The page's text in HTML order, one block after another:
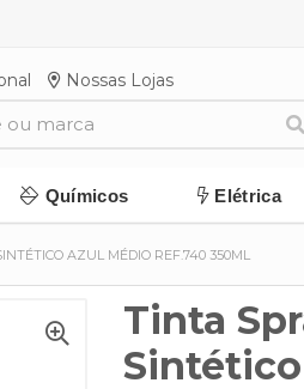
Nossas Lojas
Químicos Elétrica
AZUL MÉDIO REF.740 350ML
Tinta